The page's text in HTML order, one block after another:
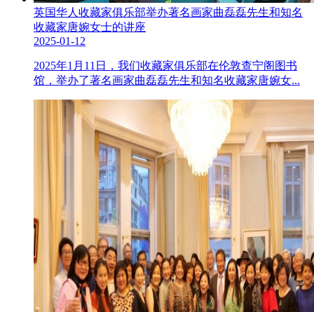
英国华人收藏家俱乐部举办著名画家曲磊磊先生和知名
收藏家唐婉女士的讲座
2025-01-12
2025年1月11日，我们收藏家俱乐部在伦敦查宁阁图书
馆，举办了著名画家曲磊磊先生和知名收藏家唐婉女...